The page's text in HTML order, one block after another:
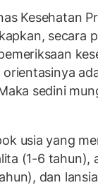
Kesehatan
secara
sedini
usia yang
(1-6 tahun),
dan